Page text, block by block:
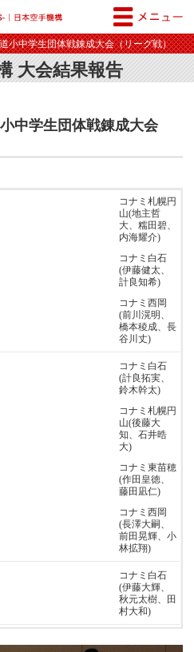
小中学生団体戦錬成大会（リーグ戦）
大会結果報告
中学生団体戦錬成大会
コナミ札幌円
山(地主哲
大、糯田碧、
内海耀介)
コナミ白石
(伊藤健太、
計良知希)
コナミ西岡
(前川滉明、
橋本稜成、長
谷川丈)
コナミ白石
(計良拓実、
鈴木幹太)
コナミ札幌円
山(後藤大
知、石井晧
大)
コナミ東苗穂
(作田皇徳、
藤田凪仁)
コナミ西岡
(長澤大嗣、
前田晃輝、小
林拡翔)
コナミ白石
(伊藤大輝、
秋元太樹、田
村大和)